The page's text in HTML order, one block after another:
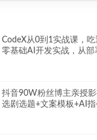
CodeX从0到1实战课，吃
零基础AI开发实战，从部
抖音90W粉丝博主亲授影
选剧选题+文案模板+AI